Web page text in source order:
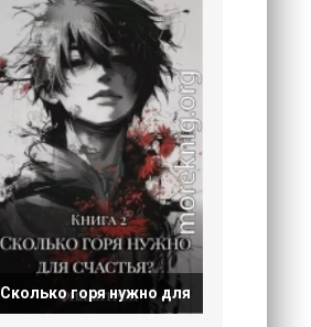
Сколько горя нужно для